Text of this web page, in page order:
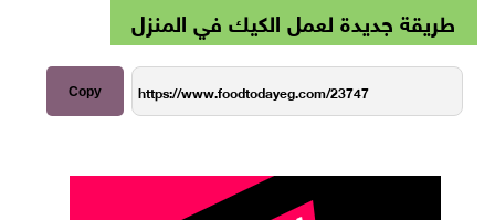
طريقة جديدة لعمل الكيك في المنزل
Copy